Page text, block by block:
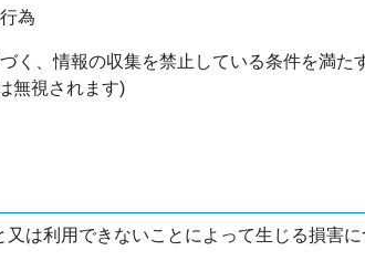
為
く、情報の収集を禁止している条件を満た
無視されます)
又は利用できないことによって生じる損害